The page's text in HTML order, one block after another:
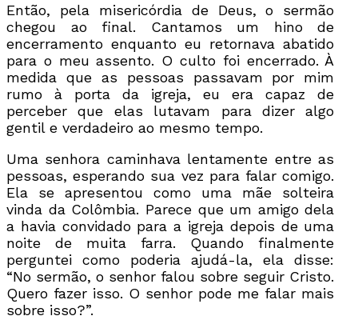
Então, pela misericórdia de Deus, o sermão
chegou ao final. Cantamos um hino de
encerramento enquanto eu retornava abatido
para o meu assento. O culto foi encerrado. À
medida que as pessoas passavam por mim
rumo à porta da igreja, eu era capaz de
perceber que elas lutavam para dizer algo
gentil e verdadeiro ao mesmo tempo.
Uma senhora caminhava lentamente entre as
pessoas, esperando sua vez para falar comigo.
Ela se apresentou como uma mãe solteira
vinda da Colômbia. Parece que um amigo dela
a havia convidado para a igreja depois de uma
noite de muita farra. Quando finalmente
perguntei como poderia ajudá-la, ela disse:
“No sermão, o senhor falou sobre seguir Cristo.
Quero fazer isso. O senhor pode me falar mais
sobre isso?”.